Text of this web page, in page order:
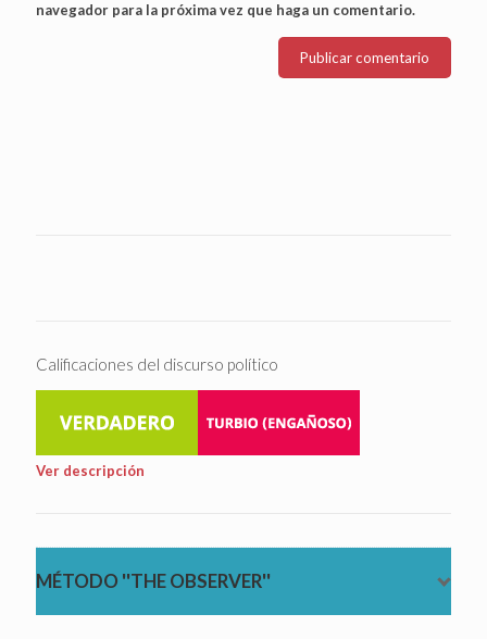
navegador para la próxima vez que haga un comentario.
Calificaciones del discurso político
Ver descripción
MÉTODO ''THE OBSERVER''